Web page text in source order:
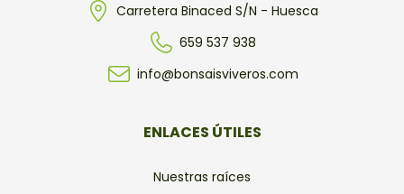
Carretera Binaced S/N - Huesca
659 537 938
info@bonsaisviveros.com
ENLACES ÚTILES
Nuestras raíces